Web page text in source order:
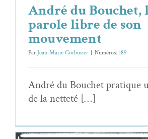
André du Bouchet,
parole libre de son
mouvement
Par Jean-Marie Corbusier | Numéros: 189
André du Bouchet pra­tique
de la netteté […]